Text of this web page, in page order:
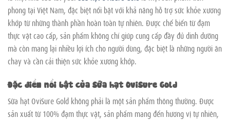
phong tại Việt Nam, đặc biệt nổi bật với khả năng hỗ trợ sức khỏe xương
khớp từ những thành phần hoàn toàn tự nhiên. Được chế biến từ đạm
thực vật cao cấp, sản phẩm không chỉ giúp cung cấp đầy đủ dinh dưỡng
mà còn mang lại nhiều lợi ích cho người dùng, đặc biệt là những người ăn
chay và cần cải thiện sức khỏe xương khớp.
Đặc điểm nổi bật của Sữa hạt OviSure Gold
Sữa hạt OviSure Gold không phải là một sản phẩm thông thường. Được
sản xuất từ 100% đạm thực vật, sản phẩm mang đến hương vị tự nhiên,